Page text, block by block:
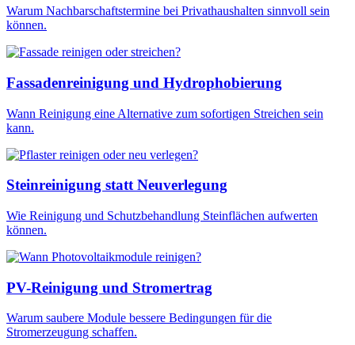
Warum Nachbarschaftstermine bei Privathaushalten sinnvoll sein
können.
Fassadenreinigung und Hydrophobierung
Wann Reinigung eine Alternative zum sofortigen Streichen sein
kann.
Steinreinigung statt Neuverlegung
Wie Reinigung und Schutzbehandlung Steinflächen aufwerten
können.
PV-Reinigung und Stromertrag
Warum saubere Module bessere Bedingungen für die
Stromerzeugung schaffen.